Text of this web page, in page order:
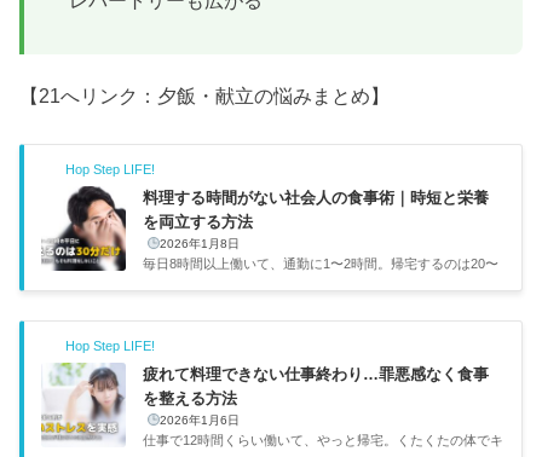
【21へリンク：夕飯・献立の悩みまとめ】
Hop Step LIFE!
料理する時間がない社会人の食事術｜時短と栄養
を両立する方法
2026年1月8日
毎日8時間以上働いて、通勤に1〜2時間。帰宅するのは20〜
っていうのは社会人のリアルな悩みだと思います。僕はフリ
ーランスで在宅ワークだから通勤はないけど、それでも仕事
が詰まってると料理する気力がなくなります。名古屋の千種
区で一人暮らしを始めたころは毎日コンビニ弁当でしたが、
体調が悪くなって「これじゃまずい」と思ったのが食生活を
見直すきっかけでした。肌荒れが増えて、午後に集中力が切
れる日が続い...
Hop Step LIFE!
疲れて料理できない仕事終わり…罪悪感なく食事
を整える方法
2026年1月6日
仕事で12時間くらい働いて、やっと帰宅。くたくたの体でキ